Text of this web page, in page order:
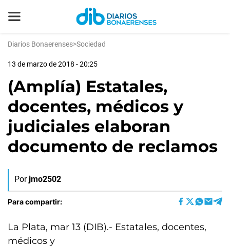
Diarios Bonaerenses>Sociedad
13 de marzo de 2018 - 20:25
(Amplía) Estatales,
docentes, médicos y
judiciales elaboran
documento de reclamos
Por jmo2502
Para compartir:
La Plata, mar 13 (DIB).- Estatales, docentes,
médicos y